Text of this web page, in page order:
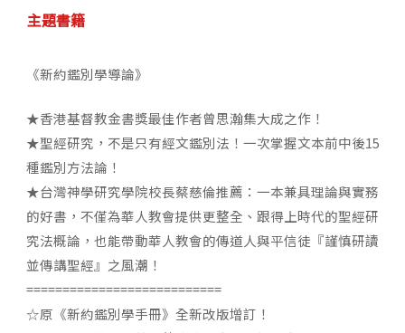
主題書籍
《新約鑑別學導論》
★香港基督教金書獎最佳作者曾思瀚集大成之作！
★聖經研究，不是只有經文鑑別法！一次掌握文本前中後15
種鑑別方法論！
★台灣神學研究學院校長蔡慈倫推薦：一本兼具理論與實務
的好書，不僅為華人教會提供更整全、跟得上時代的聖經研
究法概論，也能帶動華人教會的傳道人與平信徒『謹慎研讀
並傳講聖經』之風潮！
===========================
☆原《新約鑑別學手冊》全新改版增訂！